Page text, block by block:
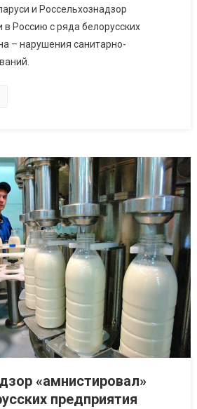
и Россельхознадзор
в Россию с ряда белорусских
– нарушения санитарно-
«амнистировал»
предприятия